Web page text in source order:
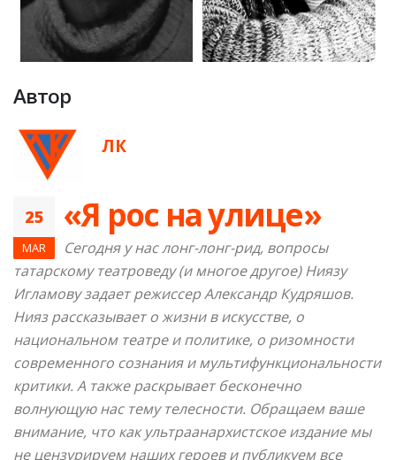
Автор
ЛК
25
MAR
«Я рос на улице»
Сегодня у нас лонг-лонг-рид, вопросы
татарскому театроведу (и многое другое) Ниязу
Игламову задает режиссер Александр Кудряшов.
Нияз рассказывает о жизни в искусстве, о
национальном театре и политике, о ризомности
современного сознания и мультифункциональности
критики. А также раскрывает бесконечно
волнующую нас тему телесности. Обращаем ваше
внимание, что как ультраанархистское издание мы
не цензурируем наших героев и публикуем все